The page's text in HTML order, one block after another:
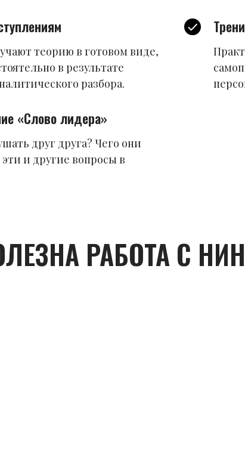
теорию в готовом виде,
в результате
разбора.
«Слово лидера»
друг друга? Чего они
и другие вопросы в
РАБОТА С